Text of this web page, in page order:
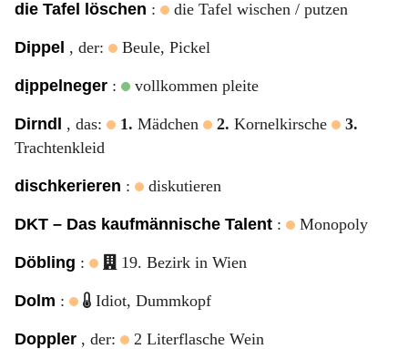
die Tafel löschen : die Tafel wischen / putzen
Dippel , der: Beule, Pickel
dịppelneger : vollkommen pleite
Dirndl , das: 1. Mädchen 2. Kornelkirsche
3.
Trachtenkleid
dischkerieren : diskutieren
DKT – Das kaufmännische Talent : Monopoly
Döbling : 19. Bezirk in Wien
Dolm : Idiot, Dummkopf
Doppler , der: 2 Literflasche Wein